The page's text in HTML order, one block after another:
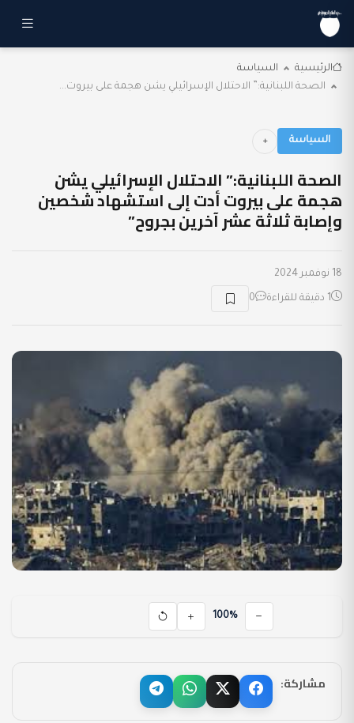
الرئيسية
السياسة
الصحة اللبنانية:” الاحتلال الإسرائيلي يشن هجمة على بيروت...
السياسة
الصحة اللبنانية:” الاحتلال الإسرائيلي يشن
هجمة على بيروت أدت إلى استشهاد شخصين
وإصابة ثلاثة عشر آخرين بجروح”
18 نوفمبر 2024
1 دقيقة للقراءة 0
100%
مشاركة: